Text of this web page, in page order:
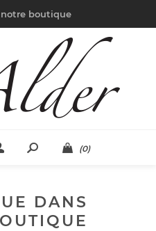
boutique
(0)
DANS